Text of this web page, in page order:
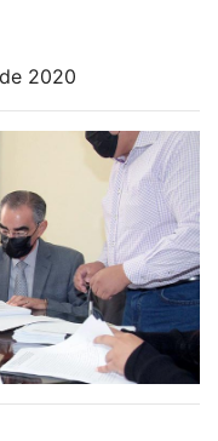
2020